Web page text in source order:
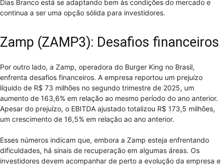
Dias Branco está se adaptando bem às condições do mercado e
continua a ser uma opção sólida para investidores.
Zamp (ZAMP3): Desafios financeiros
Por outro lado, a Zamp, operadora do Burger King no Brasil,
enfrenta desafios financeiros. A empresa reportou um prejuízo
líquido de R$ 73 milhões no segundo trimestre de 2025, um
aumento de 163,6% em relação ao mesmo período do ano anterior.
Apesar do prejuízo, o EBITDA ajustado totalizou R$ 173,5 milhões,
um crescimento de 16,5% em relação ao ano anterior.
Esses números indicam que, embora a Zamp esteja enfrentando
dificuldades, há sinais de recuperação em algumas áreas. Os
investidores devem acompanhar de perto a evolução da empresa e